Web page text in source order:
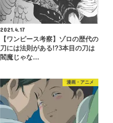
2021.4.17
【ワンピース考察】ゾロの歴代の
刀には法則がある!?3本目の刀は
閻魔じゃな…
漫画・アニメ